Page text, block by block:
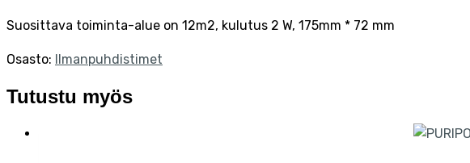
Suosittava toiminta-alue on 12m2, kulutus 2 W, 175mm * 72 mm
Osasto: Ilmanpuhdistimet
Tutustu myös